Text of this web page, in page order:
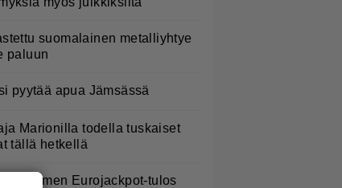
suomalainen metalliyhtye
paluun
pyytää apua Jämsässä
Marionilla todella tuskaiset
tällä hetkellä
Suomen Eurojackpot-tulos